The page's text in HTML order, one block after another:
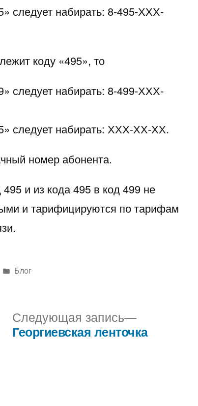
следует набирать: 8-495-ХХХ-
коду «495», то
следует набирать: 8-499-ХХХ-
следует набирать: ХХХ-ХХ-ХХ.
номер абонента.
и из кода 495 в код 499 не
и тарифицируются по тарифам
Написано
Блог
Предыдущая
Следующая запись
Следующая
запись:
Георгиевская ленточка